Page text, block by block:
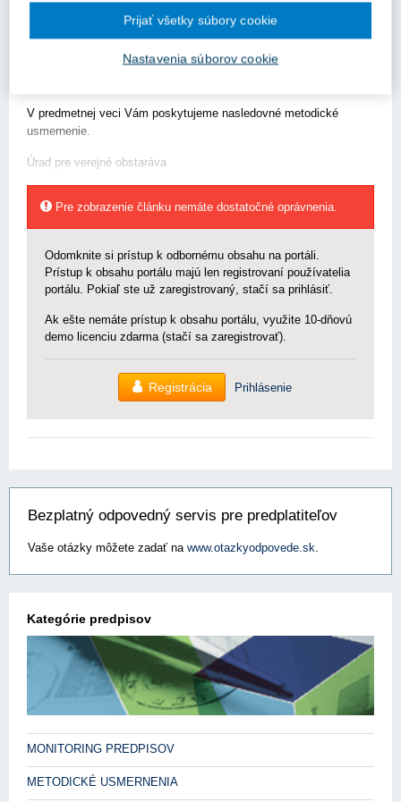
čestného vyhlásenia podľa § 114 ZVO do jeho ponuky. Je možné,
uznal doplnenie dokladu, ktorý nebol v rámci ponuky v lehote na
V predmetnej veci Vám poskytujeme nasledovné metodické
usmernenie.
Úrad pre verejné obstaráva
Pre zobrazenie článku nemáte dostatočné oprávnenia.
Odomknite si prístup k odbornému obsahu na portáli.
Prístup k obsahu portálu majú len registrovaní používatelia
portálu. Pokiaľ ste už zaregistrovaný, stačí sa prihlásiť.
Ak ešte nemáte prístup k obsahu portálu, využite 10-dňovú
demo licenciu zdarma (stačí sa zaregistrovať).
Registrácia Prihlásenie
Bezplatný odpovedný servis pre predplatiteľov
Vaše otázky môžete zadať na www.otazkyodpovede.sk.
Kategórie predpisov
MONITORING PREDPISOV
METODICKÉ USMERNENIA
Nastavenia súborov cookie
Prijať všetky súbory cookie